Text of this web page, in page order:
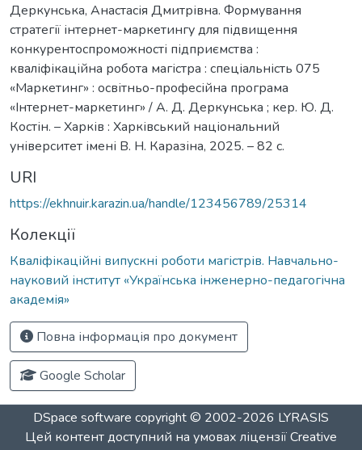
Деркунська, Анастасія Дмитрівна. Формування
стратегії інтернет-маркетингу для підвищення
конкурентоспроможності підприємства :
кваліфікаційна робота магістра : спеціальність 075
«Маркетинг» : освітньо-професійна програма
«Інтернет-маркетинг» / А. Д. Деркунська ; кер. Ю. Д.
Костін. – Харків : Харківський національний
університет імені В. Н. Каразіна, 2025. – 82 с.
URI
https://ekhnuir.karazin.ua/handle/123456789/25314
Колекції
Кваліфікаційні випускні роботи магістрів. Навчально-
науковий інститут «Українська інженерно-педагогічна
академія»
Повна інформація про документ
Google Scholar
DSpace software copyright © 2002-2026 LYRASIS
Цей контент доступний на умовах ліцензіїCreative